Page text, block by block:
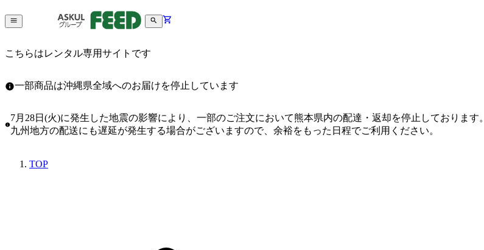
こちらはレンタル専用サイトです
一部商品は沖縄県全域へのお届けを停止しています
7月28日(火)に発生した地震の影響により、一部のご注文において熊本県内の配達・返却を停止しております。
九州地方の配送にも遅延が発生する場合がございますので、余裕をもった日程でご利用ください。
TOP